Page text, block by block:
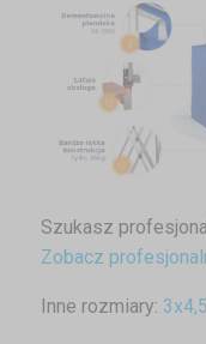
Szukasz
Zobacz
Inne rozmiary: 3x4,5